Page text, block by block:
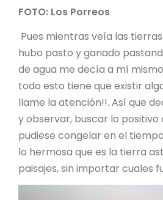
FOTO: Los Porreos
Pues mientras veía las
hubo pasto y ganado
de agua me decía a mí
todo esto tiene que existir
llame la atención!!. Así que
y observar, buscar lo positivo
pudiese congelar en el
lo hermosa que es la tierra
paisajes, sin importar cuales